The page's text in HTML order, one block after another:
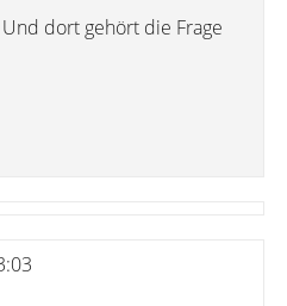
dort gehört die Frage